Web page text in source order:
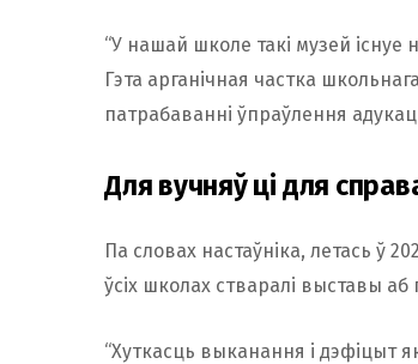
“У нашай школе такі музей
Гэта арганічная частка
патрабаванні ўпраўлення
Для вучняў ці для
Па словах настаўніка, летась ў
ўсіх школах стваралі выставы
“Хуткасць выканання і дэфіцыт